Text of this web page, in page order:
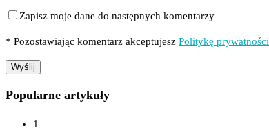
Zapisz moje dane do następnych komentarzy
* Pozostawiając komentarz akceptujesz Politykę prywatności
Popularne artykuły
1